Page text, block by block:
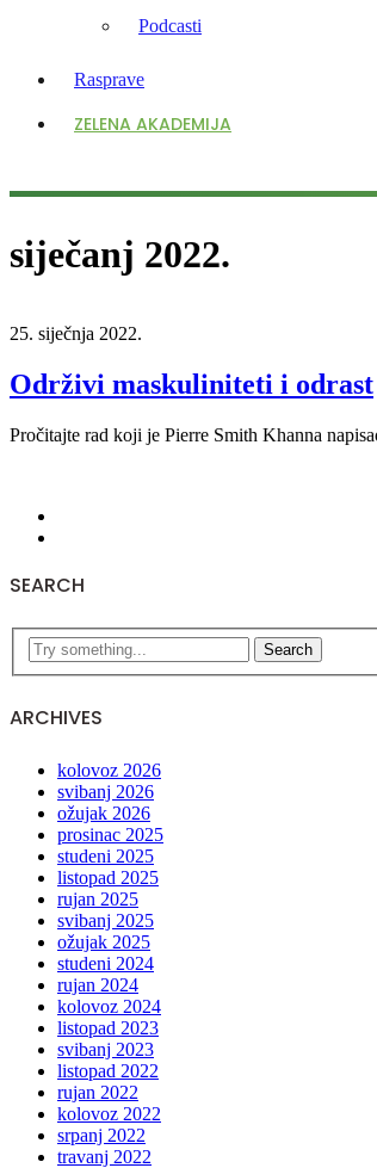
Podcasti
Rasprave
ZELENA AKADEMIJA
siječanj 2022.
25. siječnja 2022.
Održivi maskuliniteti i odrast
Pročitajte rad koji je Pierre Smith Khanna
SEARCH
Search
ARCHIVES
kolovoz 2026
svibanj 2026
ožujak 2026
prosinac 2025
studeni 2025
listopad 2025
rujan 2025
svibanj 2025
ožujak 2025
studeni 2024
rujan 2024
kolovoz 2024
listopad 2023
svibanj 2023
listopad 2022
rujan 2022
kolovoz 2022
srpanj 2022
travanj 2022